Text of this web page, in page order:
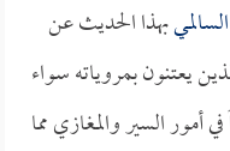
بهذا الحديث عن
يعتنون بمروياته سواء
أمور السير والمغازي مما